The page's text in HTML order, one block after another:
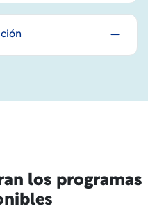
los programas